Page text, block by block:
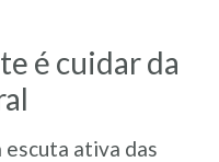
é cuidar da
escuta ativa das